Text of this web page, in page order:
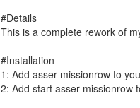
#Details
This is a complete rework of
#Installation
1: Add asser-missionrow to
2: Add start asser-missionrow